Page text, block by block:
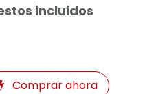
incluidos
Comprar ahora